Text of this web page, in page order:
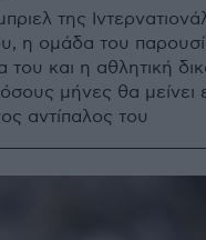
της
η ομάδα του
του και η αθλητική
μήνες θα μείνει
αντίπαλος του